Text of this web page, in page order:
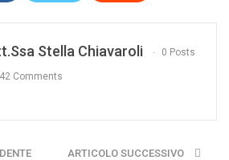
Stella Chiavaroli 0 Posts
Comments
ARTICOLO SUCCESSIVO